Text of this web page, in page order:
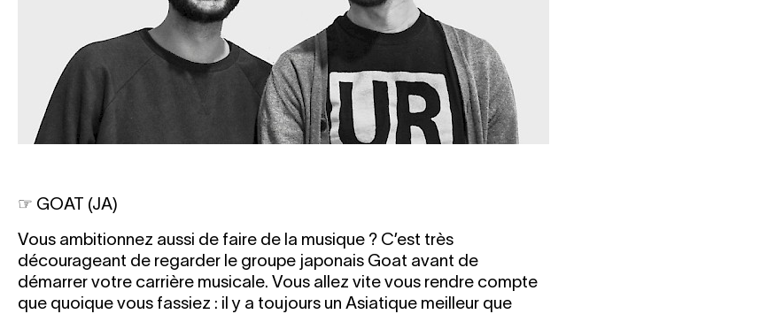
☞ GOAT (JA)
Vous ambitionnez aussi de faire de la musique ? C’est très
décourageant de regarder le groupe japonais Goat avant de
démarrer votre carrière musicale. Vous allez vite vous rendre compte
que quoique vous fassiez : il y a toujours un Asiatique meilleur que